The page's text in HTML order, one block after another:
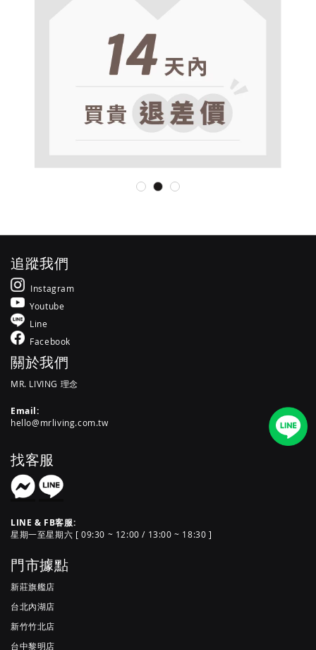
追蹤我們
Instagram
Youtube
Line
Facebook
關於我們
MR. LIVING 理念
Email:
hello@mrliving.com.tw
找客服
LINE & FB客服:
星期一至星期六 [ 09:30 ~ 12:00 / 13:00 ~ 18:30 ]
門市據點
新莊旗艦店
台北內湖店
新竹竹北店
台中黎明店